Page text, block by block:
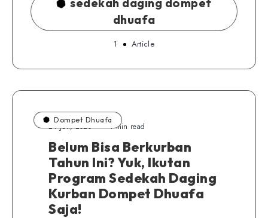
dhuafa
1 Article
Dompet Dhuafa
24 Juli, 2020 4 min read
Belum Bisa Berkurban
Tahun Ini? Yuk, Ikutan
Program Sedekah Daging
Kurban Dompet Dhuafa
Saja!